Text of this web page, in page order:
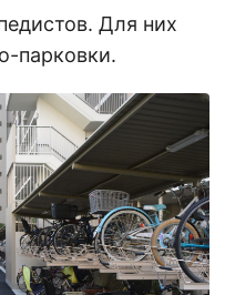
Для них
парковки.